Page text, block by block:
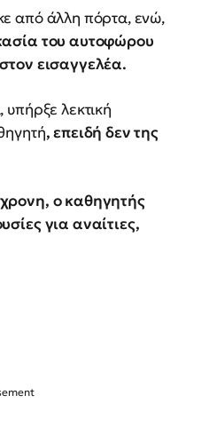
από άλλη πόρτα, ενώ,
του αυτοφώρου
εισαγγελέα.
λεκτική
, επειδή δεν της
ο καθηγητής
για αναίτιες,